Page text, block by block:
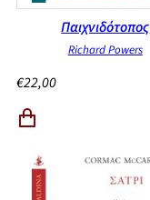
Παιχνιδότοπος
Richard Powers
€22,00